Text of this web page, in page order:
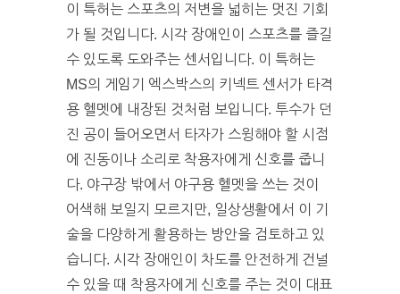
이 특허는 스포츠의 저변을 넓히는 멋진 기회
가 될 것입니다. 시각 장애인이 스포츠를 즐길
수 있도록 도와주는 센서입니다. 이 특허는
MS의 게임기 엑스박스의 키넥트 센서가 타격
용 헬멧에 내장된 것처럼 보입니다. 투수가 던
진 공이 들어오면서 타자가 스윙해야 할 시점
에 진동이나 소리로 착용자에게 신호를 줍니
다. 야구장 밖에서 야구용 헬멧을 쓰는 것이
어색해 보일지 모르지만, 일상생활에서 이 기
술을 다양하게 활용하는 방안을 검토하고 있
습니다. 시각 장애인이 차도를 안전하게 건널
수 있을 때 착용자에게 신호를 주는 것이 대표